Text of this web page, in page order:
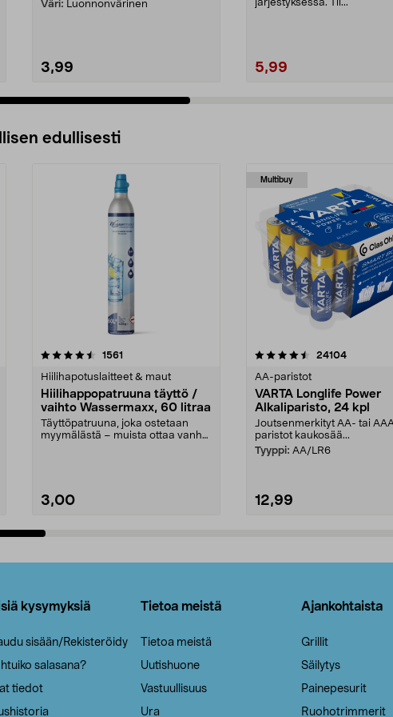
Väri: Luonnonvärinen
3,99
järjestyksessä. Til...
5,99
edullisesti
1561
Hiilihapotuslaitteet & maut
Hiilihappopatruuna täyttö /
vaihto Wassermaxx, 60 litraa
Täyttöpatruuna, joka ostetaan
myymälästä – muista ottaa vanha
3,00
Multibuy
4.5viidestä
24104arvostelut
AA-paristot
VARTA Longlife Power
Alkaliparisto, 24 kpl
Joutsenmerkityt AA- tai
paristot kaukosää...
Tyyppi: AA/LR6
12,99
4.5viidestä
kysymyksiä
sisään/Rekisteröidy
salasana?
tiedot
Tietoa meistä
Tietoa meistä
Uutishuone
Vastuullisuus
Ura
Ajankohtaista
Grillit
Säilytys
Painepesurit
Ruohotrimmerit